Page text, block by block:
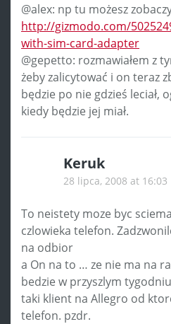
@alex: np tu możesz
http://gizmodo.com/
with-sim-card-adapter
@gepetto: rozmawiałem z
żeby zalicytować i on teraz
będzie po nie gdzieś leciał,
kiedy będzie jej miał.
Keruk
28 lipca, 2008 at 16:03
To neistety moze byc
czlowieka telefon.
na odbior
a On na to … ze nie ma na
bedzie w przyszlym
taki klient na Allegro od
telefon. pzdr.